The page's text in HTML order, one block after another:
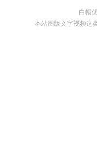
白帽
本站图版文字视频这